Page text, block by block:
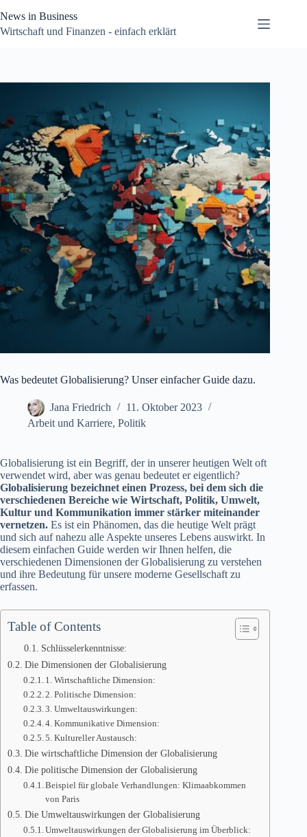
Inhalt
springen
News in Business
Wirtschaft und Finanzen - einfach erklärt
Was bedeutet Globalisierung? Unser einfacher Guide dazu.
Jana Friedrich
11. Oktober 2023
Arbeit und Karriere, Politik
Globalisierung ist ein Begriff, der in unserer heutigen Welt oft
verwendet wird, aber was genau bedeutet er eigentlich?
Globalisierung bezeichnet einen Prozess, bei dem sich die
verschiedenen Bereiche wie Wirtschaft, Politik, Umwelt,
Kultur und Kommunikation immer stärker miteinander
vernetzen. Es ist ein Phänomen, das die heutige Welt prägt
und sich auf nahezu alle Aspekte unseres Lebens auswirkt. In
diesem einfachen Guide werden wir Ihnen helfen, die
verschiedenen Dimensionen der Globalisierung zu verstehen
und ihre Bedeutung für unsere moderne Gesellschaft zu
erfassen.
Table of Contents
Schlüsselerkenntnisse:
Die Dimensionen der Globalisierung
1. Wirtschaftliche Dimension:
2. Politische Dimension:
3. Umweltauswirkungen:
4. Kommunikative Dimension:
5. Kultureller Austausch:
Die wirtschaftliche Dimension der Globalisierung
Die politische Dimension der Globalisierung
Beispiel für globale Verhandlungen: Klimaabkommen
von Paris
Die Umweltauswirkungen der Globalisierung
Umweltauswirkungen der Globalisierung im Überblick: